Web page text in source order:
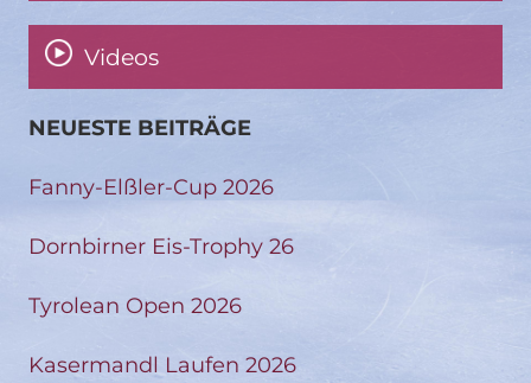
Videos
NEUESTE BEITRÄGE
Fanny-Elßler-Cup 2026
Dornbirner Eis-Trophy 26
Tyrolean Open 2026
Kasermandl Laufen 2026